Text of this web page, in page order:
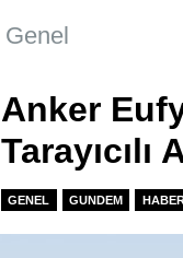
Genel
Anker
Tarayıcılı
GENEL GUNDEM